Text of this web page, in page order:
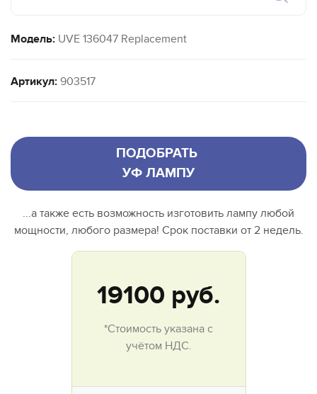
Модель: UVE 136047 Replacement
Артикул: 903517
ПОДОБРАТЬ
УФ ЛАМПУ
...а также есть возможность изготовить лампу любой
мощности, любого размера! Срок поставки от 2 недель.
19100 руб.
*Стоимость указана с
учётом НДС.